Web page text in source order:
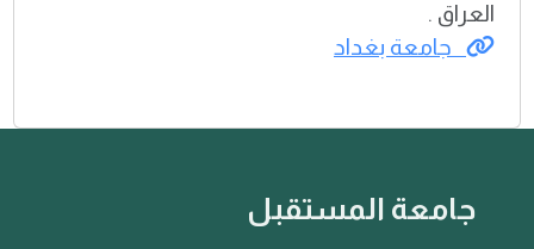
العراق .
جامعة بغداد
جامعة المستقبل